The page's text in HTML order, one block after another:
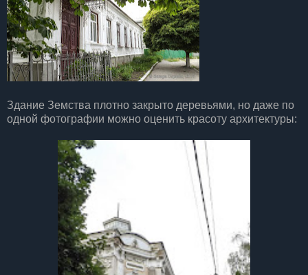
Здание Земства плотно закрыто деревьями, но даже по
одной фотографии можно оценить красоту архитектуры: